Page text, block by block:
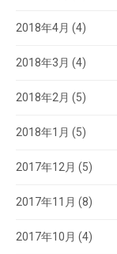
2018年4月 (4)
2018年3月 (4)
2018年2月 (5)
2018年1月 (5)
2017年12月 (5)
2017年11月 (8)
2017年10月 (4)